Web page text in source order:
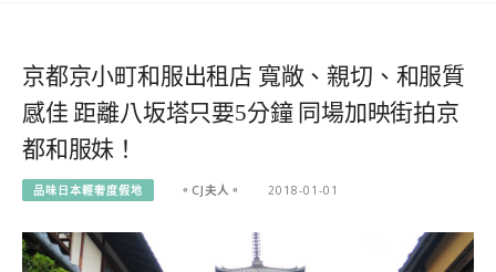
京都京小町和服出租店 寬敞、親切、和服質
感佳 距離八坂塔只要5分鐘 同場加映街拍京
都和服妹！
品味日本輕奢度假地 。CJ夫人。 2018-01-01